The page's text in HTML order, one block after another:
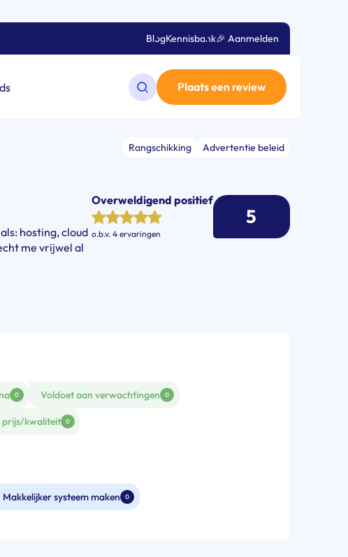
BlogKennisbank🎉 Aanmelden
Zoeken op de website
Plaats een review
Rangschikking Advertentie beleid
hosting, cloud
me vrijwel al
Overweldigend positief
o.b.v. 4 ervaringen
5
0 Voldoet aan verwachtingen 0
prijs/kwaliteit 0
Makkelijker systeem maken 0